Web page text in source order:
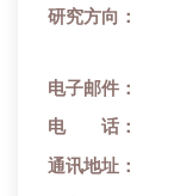
研究方向：
电子邮件：
电 话：
通讯地址：